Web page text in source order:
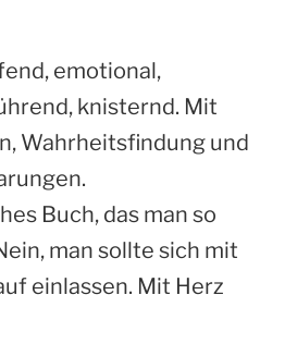
emotional,
knisternd. Mit
Wahrheitsfindung und
Buch, das man so
man sollte sich mit
einlassen. Mit Herz